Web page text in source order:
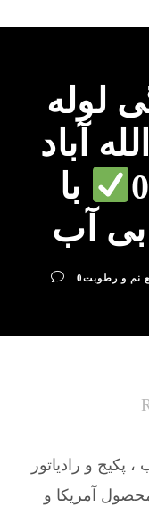
لوله
آباد
با
آب
نم و رطوبت0
و رادیاتور
آمریکا و